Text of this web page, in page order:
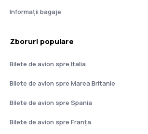
Informații bagaje
Zboruri populare
Bilete de avion spre Italia
Bilete de avion spre Marea Britanie
Bilete de avion spre Spania
Bilete de avion spre Franţa